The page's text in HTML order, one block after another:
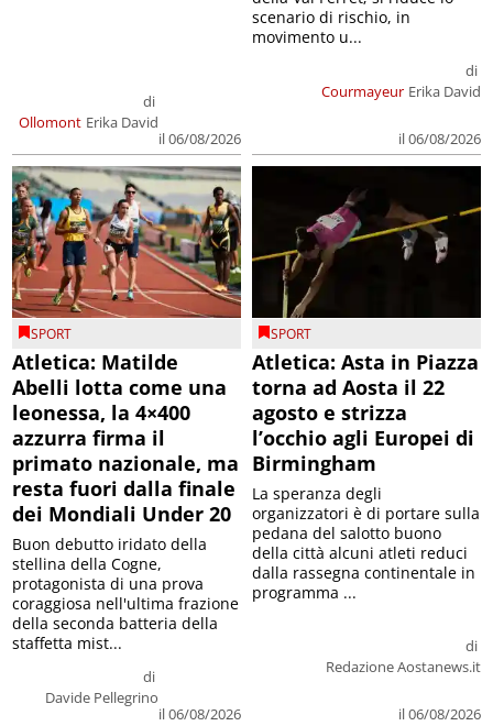
Ollomont
di
Erika David
il 06/08/2026
Courmayeur
di
Erika David
il 06/08/2026
scenario di rischio, in
movimento u...
SPORT
Atletica: Matilde
Abelli lotta come una
leonessa, la 4×400
azzurra firma il
primato nazionale, ma
resta fuori dalla finale
dei Mondiali Under 20
di
Davide Pellegrino
il 06/08/2026
Buon debutto iridato della
stellina della Cogne,
protagonista di una prova
coraggiosa nell'ultima frazione
della seconda batteria della
staffetta mist...
SPORT
Atletica: Asta in Piazza
torna ad Aosta il 22
agosto e strizza
l’occhio agli Europei di
Birmingham
di
Redazione Aostanews.it
il 06/08/2026
La speranza degli
organizzatori è di portare sulla
pedana del salotto buono
della città alcuni atleti reduci
dalla rassegna continentale in
programma ...